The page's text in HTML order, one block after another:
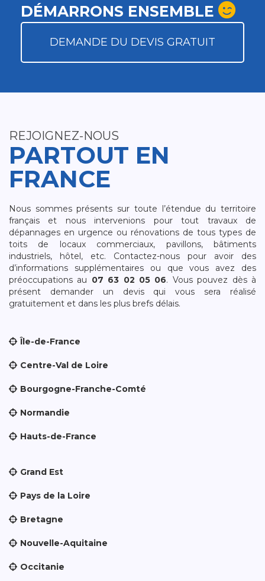
DÉMARRONS ENSEMBLE
DEMANDE DU DEVIS GRATUIT
REJOIGNEZ-NOUS
PARTOUT EN
FRANCE
Nous sommes présents sur toute l’étendue du territoire
français et nous intervenions pour tout travaux de
dépannages en urgence ou rénovations de tous types de
toits de locaux commerciaux, pavillons, bâtiments
industriels, hôtel, etc. Contactez-nous pour avoir des
d’informations supplémentaires ou que vous avez des
préoccupations au 07 63 02 05 06. Vous pouvez dès à
présent demander un devis qui vous sera réalisé
gratuitement et dans les plus brefs délais.
Île-de-France
Centre-Val de Loire
Bourgogne-Franche-Comté
Normandie
Hauts-de-France
Grand Est
Pays de la Loire
Bretagne
Nouvelle-Aquitaine
Occitanie